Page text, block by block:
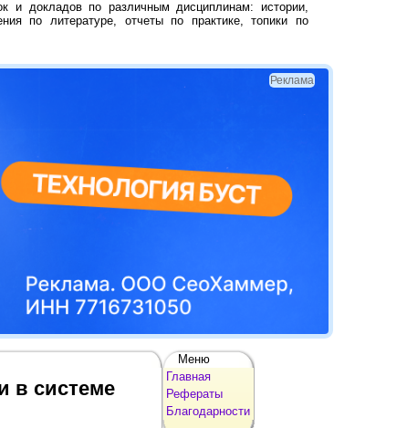
и докладов по различным дисциплинам: истории,
по литературе, отчеты по практике, топики по
Реклама
в системе
Меню
Главная
Рефераты
Благодарности